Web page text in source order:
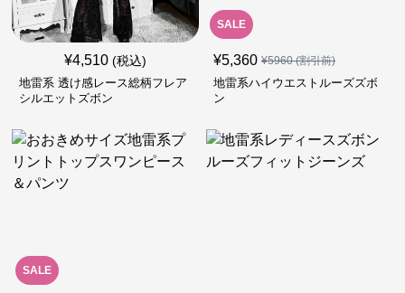
¥4,510 (税込)
地雷系 透け感レース総柄フレア
シルエットズボン
SALE
¥5,360 ¥5960(割引前)
地雷系ハイウエストルーズズボ
ン
SALE